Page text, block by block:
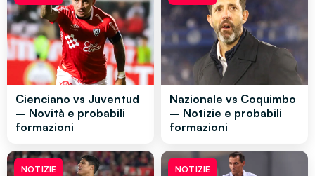
Cienciano vs Juventud
– Novità e probabili
formazioni
Nazionale vs Coquimbo
– Notizie e probabili
formazioni
NOTIZIE NOTIZIE